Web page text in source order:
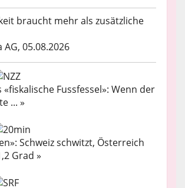
braucht mehr als zusätzliche
AG, 05.08.2026
«fiskalische Fussfessel»: Wenn der
... »
Schweiz schwitzt, Österreich
Grad »